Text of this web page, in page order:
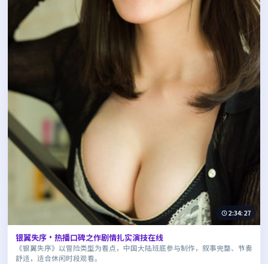
2:34:27
银翼失序·热播口碑之作剧情扎实演技在线
《银翼失序》以冒险类型为看点，中国大陆班底参与制作，叙事完整、节奏
舒适，适合休闲时段观看。